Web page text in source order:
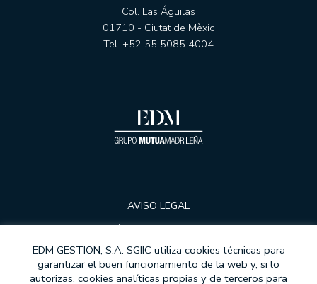
Col. Las Águilas
01710 - Ciutat de Mèxic
Tel. +52 55 5085 4004
AVISO LEGAL
COOKIES
PROTECCIÓ DE DADES
EDM GESTION, S.A. SGIIC utiliza cookies técnicas para
garantizar el buen funcionamiento de la web y, si lo
autorizas, cookies analíticas propias y de terceros para